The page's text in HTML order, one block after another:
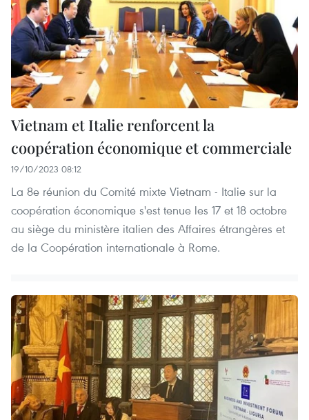
Vietnam et Italie renforcent la
coopération économique et commerciale
19/10/2023 08:12
La 8e réunion du Comité mixte Vietnam - Italie sur la
coopération économique s'est tenue les 17 et 18 octobre
au siège du ministère italien des Affaires étrangères et
de la Coopération internationale à Rome.